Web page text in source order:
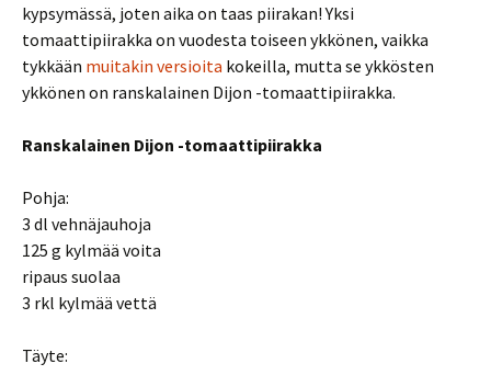
kypsymässä, joten aika on taas piirakan! Yksi
tomaattipiirakka on vuodesta toiseen ykkönen, vaikka
tykkään muitakin versioita kokeilla, mutta se ykkösten
ykkönen on ranskalainen Dijon -tomaattipiirakka.
Ranskalainen Dijon -tomaattipiirakka
Pohja:
3 dl vehnäjauhoja
125 g kylmää voita
ripaus suolaa
3 rkl kylmää vettä
Täyte: